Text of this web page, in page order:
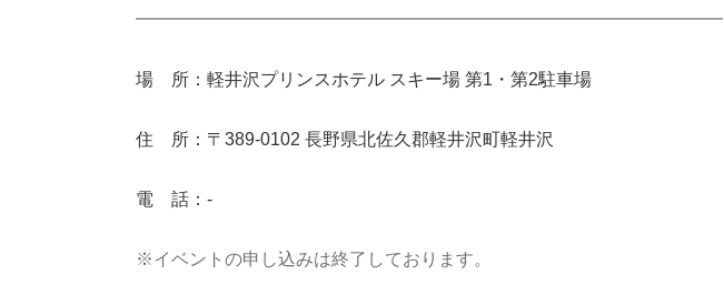
━━━━━━━━━━━━━━━━━━━━━━━━━━━━━━━━━
場 所：軽井沢プリンスホテル スキー場 第1・第2駐車場
住 所： 〒389-0102 長野県北佐久郡軽井沢町軽井沢
電 話：-
※イベントの申し込みは終了しております。